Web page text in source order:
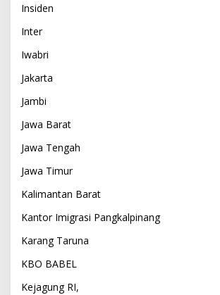
Insiden
Inter
Iwabri
Jakarta
Jambi
Jawa Barat
Jawa Tengah
Jawa Timur
Kalimantan Barat
Kantor Imigrasi Pangkalpinang
Karang Taruna
KBO BABEL
Kejagung RI,